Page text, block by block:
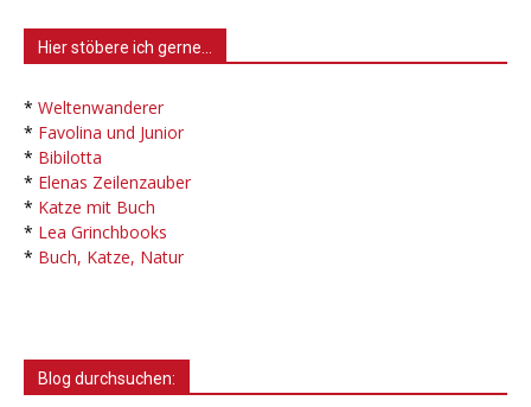
Hier stöbere ich gerne…
* Weltenwanderer
* Favolina und Junior
* Bibilotta
* Elenas Zeilenzauber
* Katze mit Buch
* Lea Grinchbooks
* Buch, Katze, Natur
Blog durchsuchen: